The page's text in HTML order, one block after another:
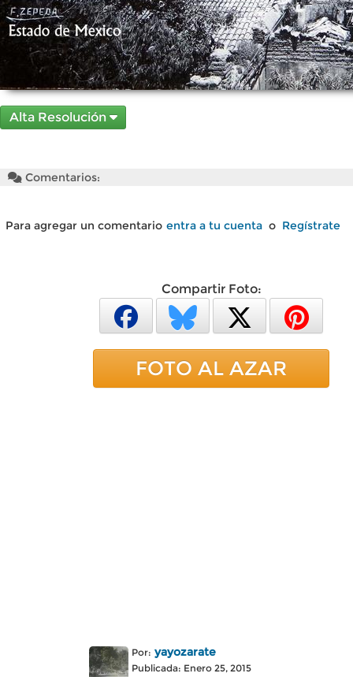
Alta Resolución
Comentarios:
Para agregar un comentario entra a tu cuenta o Regístrate
Compartir Foto:
FOTO AL AZAR
Por: yayozarate
Publicada: Enero 25, 2015